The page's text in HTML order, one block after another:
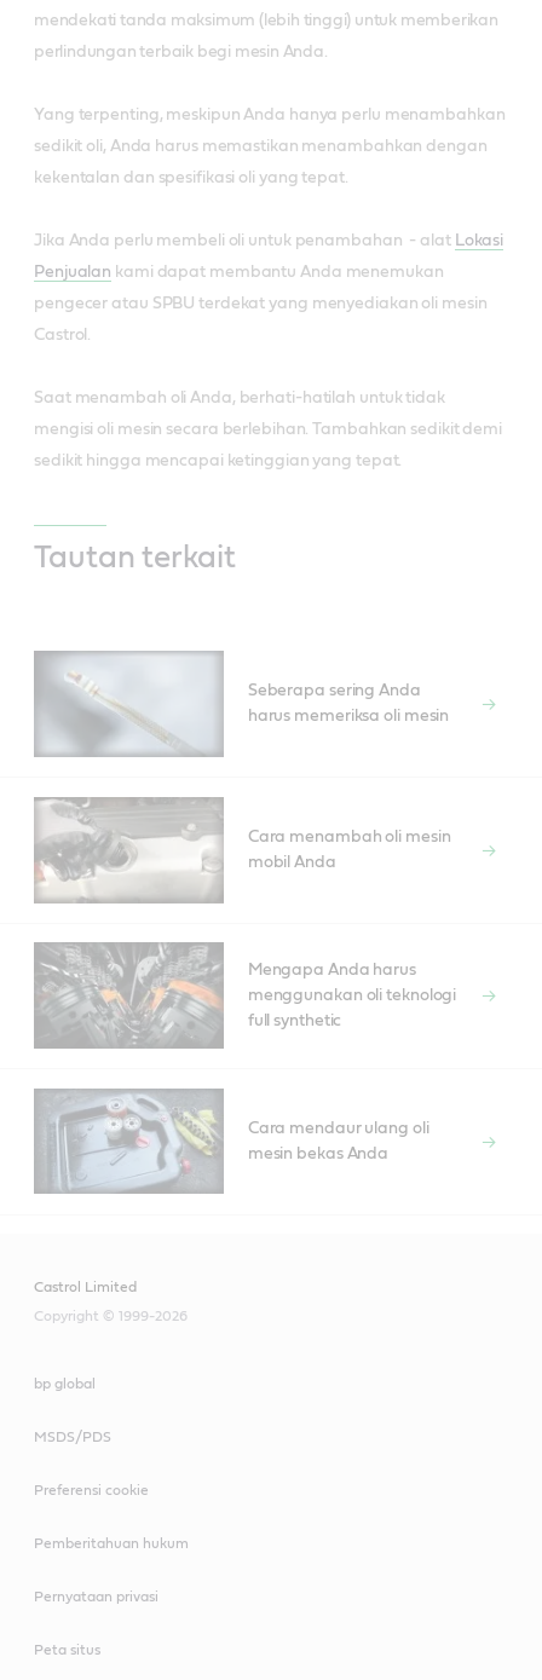
mendekati tanda maksimum (lebih tinggi) untuk memberikan
perlindungan terbaik begi mesin Anda.
Yang terpenting, meskipun Anda hanya perlu menambahkan
sedikit oli, Anda harus memastikan menambahkan dengan
kekentalan dan spesifikasi oli yang tepat.
Jika Anda perlu membeli oli untuk penambahan - alat Lokasi
Penjualan kami dapat membantu Anda menemukan
pengecer atau SPBU terdekat yang menyediakan oli mesin
Castrol.
Saat menambah oli Anda, berhati-hatilah untuk tidak
mengisi oli mesin secara berlebihan. Tambahkan sedikit demi
sedikit hingga mencapai ketinggian yang tepat.
Tautan terkait
Seberapa sering Anda
harus memeriksa oli mesin
Cara menambah oli mesin
mobil Anda
Mengapa Anda harus
menggunakan oli teknologi
full synthetic
Cara mendaur ulang oli
mesin bekas Anda
Castrol Limited
Copyright © 1999-2026
bp global
MSDS/PDS
Preferensi cookie
Pemberitahuan hukum
Pernyataan privasi
Peta situs